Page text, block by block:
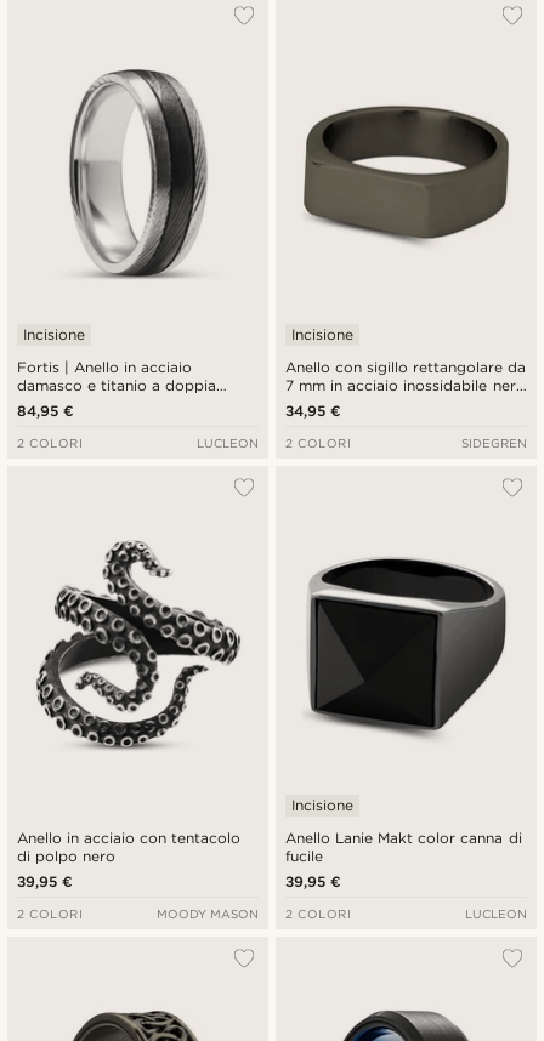
Fortis | Anello in acciaio
damasco e titanio a doppia
scanalatura nero e argentato da
7 mm
Incisione
84,95 €
2 COLORI LUCLEON
Anello con sigillo rettangolare da
7 mm in acciaio inossidabile nero
canna di fucile
Incisione
34,95 €
2 COLORI SIDEGREN
Anello in acciaio con tentacolo
di polpo nero
39,95 €
2 COLORI MOODY MASON
Anello Lanie Makt color canna di
fucile
Incisione
39,95 €
2 COLORI LUCLEON